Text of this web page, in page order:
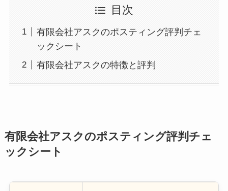
目次
有限会社アスクのポスティング評判チェ
ックシート
有限会社アスクの特徴と評判
有限会社アスクのポスティング評判チェ
ックシート